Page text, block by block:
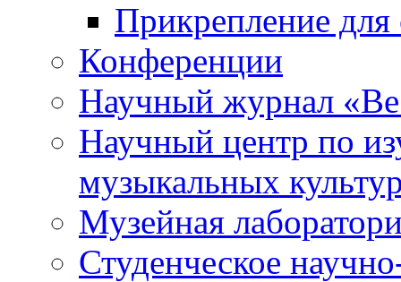
Прикрепление для
Конференции
Научный журнал
Научный центр по
музыкальных
Музейная
Студенческое